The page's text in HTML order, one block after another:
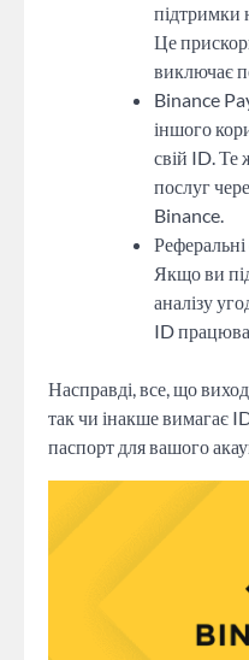
підтримки
Це
виключає
Binance
іншого
свій ID. Те
послуг
Binance.
Реферальні
Якщо ви
аналізу
ID
Насправді, все, що
так чи інакше вимагає
паспорт для вашого